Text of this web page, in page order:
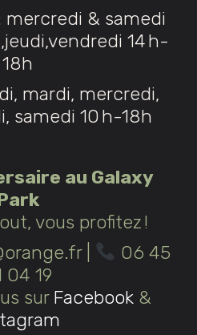
VOS
SUR
VENIR
UN ÉVÈNEMENT
mercredi & samedi
14 h-
18h
mardi, mercredi,
samedi 10 h-18h
au Galaxy
vous profitez !
|
06 45
04 19
sur Facebook &